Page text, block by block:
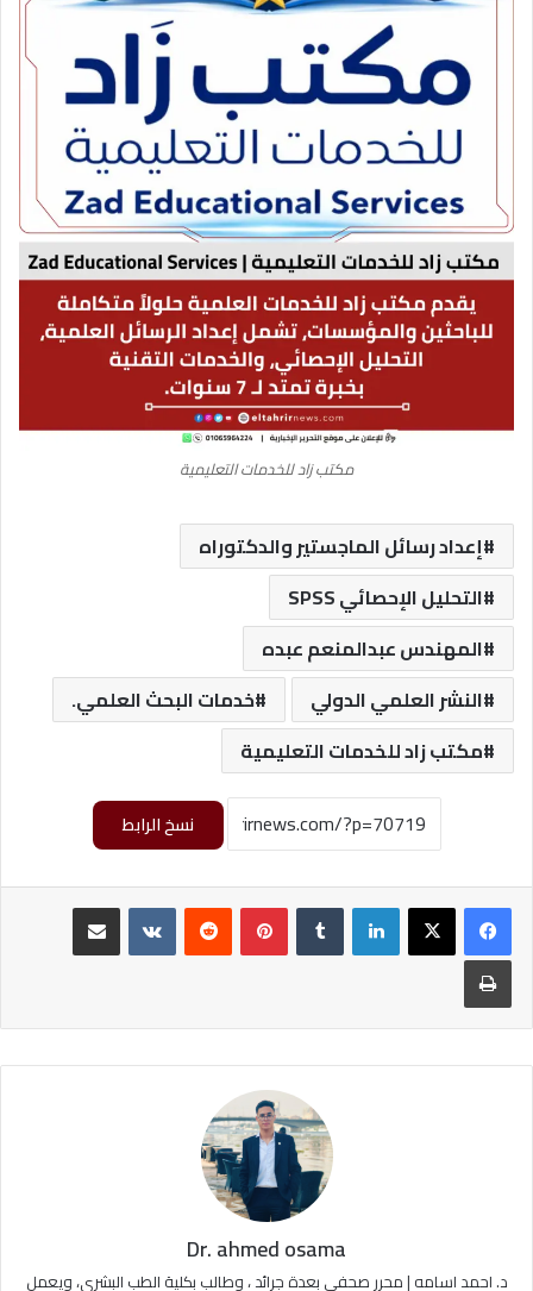
مكتب زاد للخدمات التعليمية
إعداد رسائل الماجستير والدكتوراه
التحليل الإحصائي SPSS
المهندس عبدالمنعم عبده
النشر العلمي الدولي
خدمات البحث العلمي.
مكتب زاد للخدمات التعليمية
نسخ الرابط
لينكدإن بينتيريست
طباعة
Dr. ahmed osama
د. احمد اسامه | محرر صحفي بعدة جرائد ، وطالب بكلية الطب البشري، ويعمل